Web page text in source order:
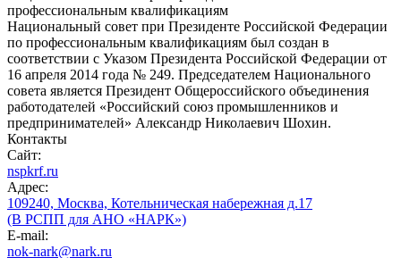
профессиональным квалификациям
Национальный совет при Президенте Российской Федерации
по профессиональным квалификациям был создан в
соответствии с Указом Президента Российской Федерации от
16 апреля 2014 года № 249. Председателем Национального
совета является Президент Общероссийского объединения
работодателей «Российский союз промышленников и
предпринимателей» Александр Николаевич Шохин.
Контакты
Сайт:
nspkrf.ru
Адрес:
109240, Москва, Котельническая набережная д.17
(В РСПП для АНО «НАРК»)
E-mail:
nok-nark@nark.ru